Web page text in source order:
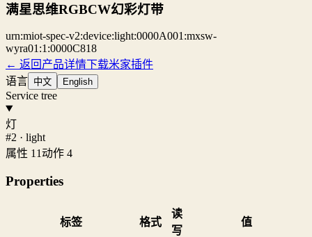
满星思维RGBCW幻彩灯带
urn:miot-spec-v2:device:light:0000A001:mxsw-
wyra01:1:0000C818
← 返回产品详情下载米家插件
语言 中文 English
Service tree
灯
#2 · light
属性 11动作 4
Properties
标签 格式
读
写
值